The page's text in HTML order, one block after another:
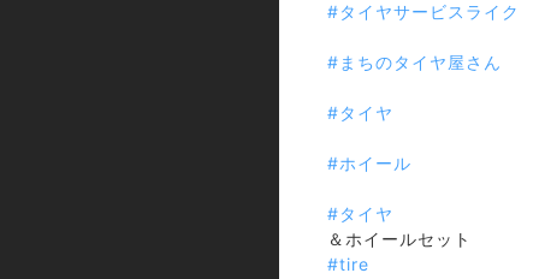
#タイヤサービスライク
#まちのタイヤ屋さん
#タイヤ
#ホイール
#タイヤ
＆ホイールセット
#tire